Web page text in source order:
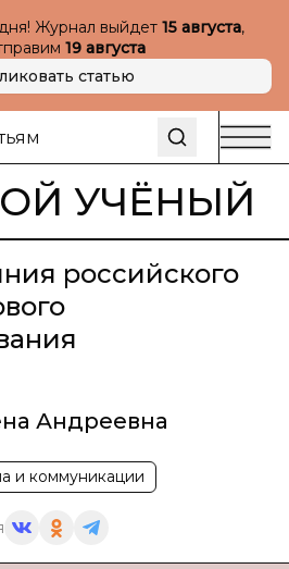
Журнал выйдет 15 августа,
19 августа
статью
УЧЁНЫЙ
российского
Андреевна
и коммуникации